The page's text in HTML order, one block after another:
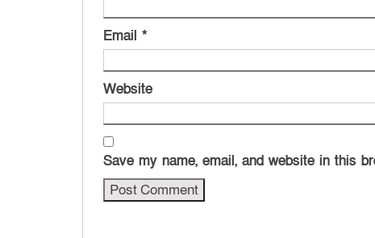
Email *
Website
Save my name, email, and website in this